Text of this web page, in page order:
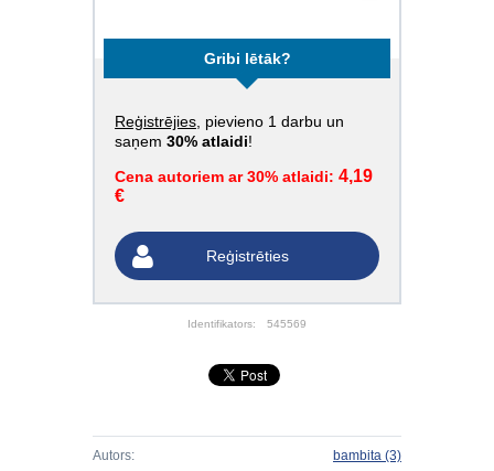
Gribi lētāk?
Reģistrējies , pievieno 1 darbu un
saņem 30% atlaidi!
Cena autoriem ar 30% atlaidi: 4,19
€
Reģistrēties
Identifikators: 545569
Autors: bambita (3)